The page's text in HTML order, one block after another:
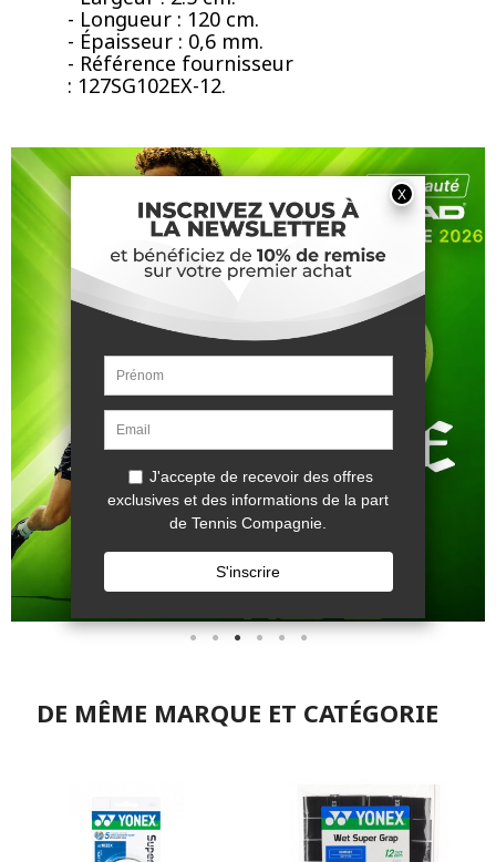
- Longueur : 120 cm.
- Épaisseur : 0,6 mm.
- Référence fournisseur
: 127SG102EX-12.
DE MÊME MARQUE ET CATÉGORIE